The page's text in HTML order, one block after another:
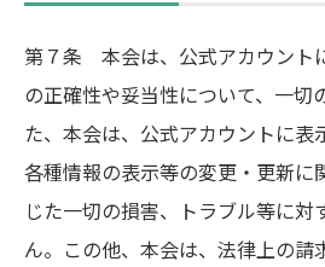
第７条 本会は、公式アカウント
の正確性や妥当性について、一切
た、本会は、公式アカウントに表
各種情報の表示等の変更・更新に
じた一切の損害、トラブル等に対
ん。この他、本会は、法律上の請